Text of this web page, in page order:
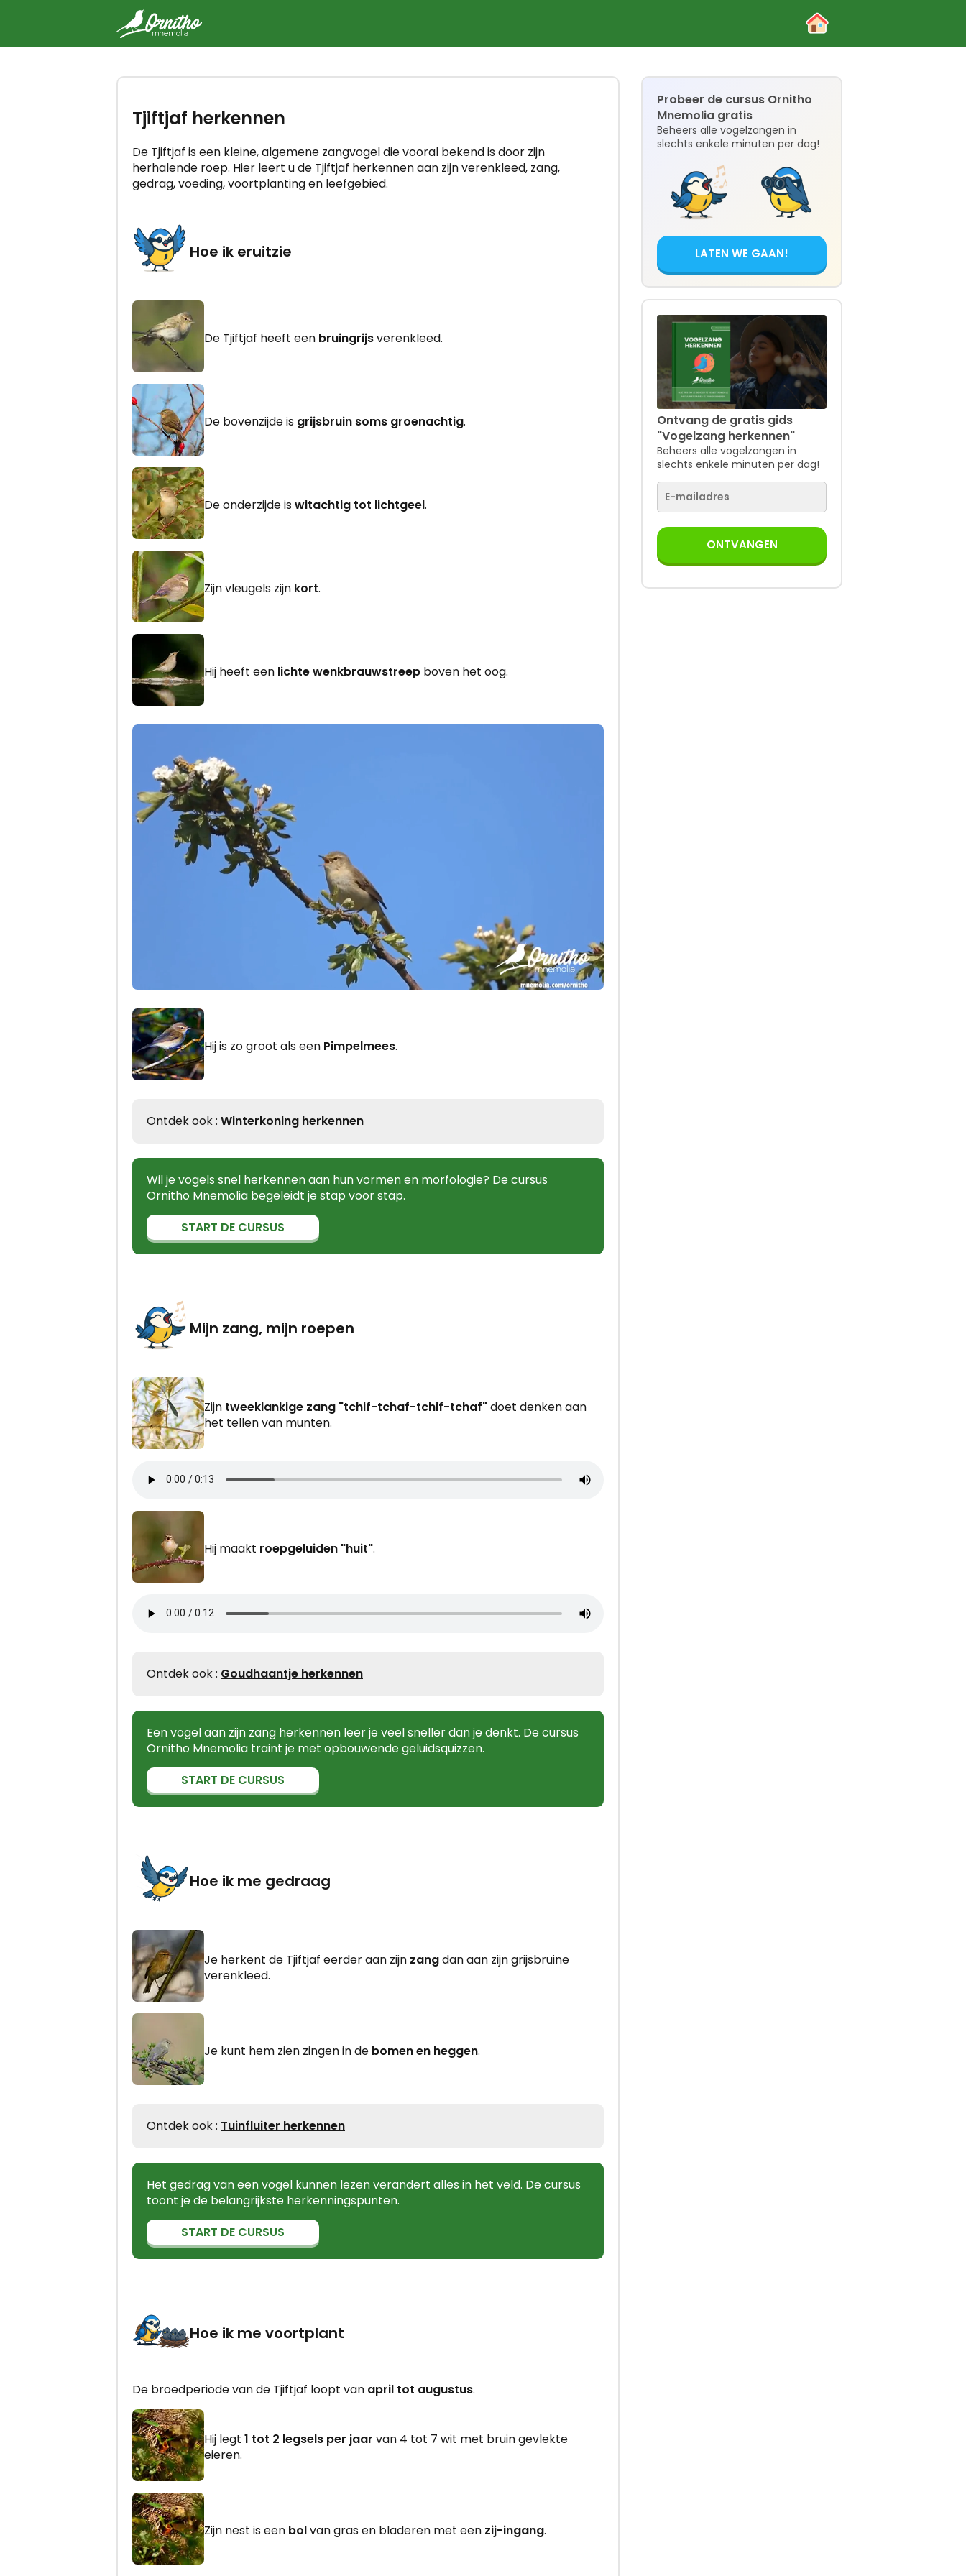
Tjiftjaf herkennen
De Tjiftjaf is een kleine, algemene zangvogel die vooral bekend is door zijn
herhalende roep. Hier leert u de Tjiftjaf herkennen aan zijn verenkleed, zang,
gedrag, voeding, voortplanting en leefgebied.
Hoe ik eruitzie
De Tjiftjaf heeft een bruingrijsverenkleed.
De bovenzijde is grijsbruin soms groenachtig.
De onderzijde iswitachtig tot lichtgeel.
Zijn vleugels zijn kort.
Hij heeft een lichte wenkbrauwstreep boven het oog.
Hij is zo groot als een Pimpelmees.
Ontdek ook : Winterkoning herkennen
Wil je vogels snel herkennen aan hun vormen en morfologie? De cursus
Ornitho Mnemolia begeleidt je stap voor stap.
START DE CURSUS
Mijn zang, mijn roepen
Zijn tweeklankige zang "tchif-tchaf-tchif-tchaf"doet denken aan
het tellen van munten.
Hij maakt roepgeluiden "huit".
Ontdek ook : Goudhaantje herkennen
Een vogel aan zijn zang herkennen leer je veel sneller dan je denkt. De cursus
Ornitho Mnemolia traint je met opbouwende geluidsquizzen.
START DE CURSUS
Hoe ik me gedraag
Je herkent de Tjiftjaf eerder aan zijn zangdan aan zijn grijsbruine
verenkleed.
Je kunt hem zien zingen in de bomen en heggen.
Ontdek ook : Tuinfluiter herkennen
Het gedrag van een vogel kunnen lezen verandert alles in het veld. De cursus
toont je de belangrijkste herkenningspunten.
START DE CURSUS
Hoe ik me voortplant
De broedperiode van de Tjiftjaf loopt van april tot augustus.
Hij legt 1 tot 2 legsels per jaar van 4 tot 7 wit met bruin gevlekte
eieren.
Zijn nest is een bolvan gras en bladeren met een zij-ingang.
Mnemolia gratis
Beheers alle vogelzangen in slechts enkele
minuten per dag!
LATEN WE GAAN!
Probeer de cursus Ornitho
Mnemolia gratis
Beheers alle vogelzangen in
slechts enkele minuten per dag!
LATEN WE GAAN!
Ontvang de gratis gids
"Vogelzang herkennen"
Beheers alle vogelzangen in
slechts enkele minuten per dag!
ONTVANGEN